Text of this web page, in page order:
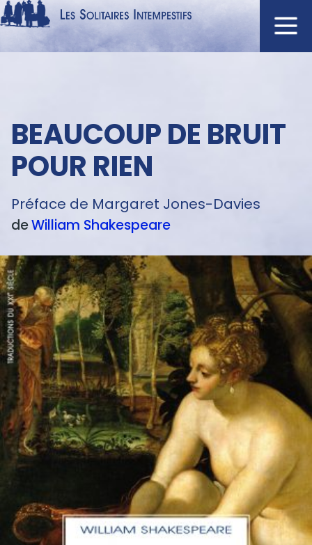
Aller
au
principal
Navigation
NOUVEAUTÉS
AUTEURS
À L'AFFICHE
CATALOGUE
DISTINCTIONS
PODCASTS
texte
BEAUCOUP DE BRUIT
POUR RIEN
Préface de Margaret Jones-Davies
deWilliam Shakespeare